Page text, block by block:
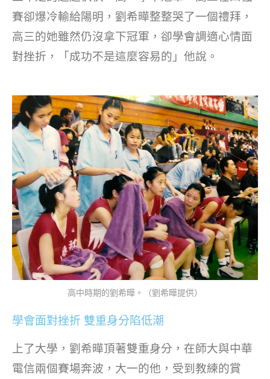
賽卻爆冷輸給陽明，劉希曄整整哭了一個禮拜，
高三的她雖然仍沒拿下冠軍，卻學會調適心情面
對挫折，「成功不是這麼容易的」他說。
高中時期的劉希曄。（劉希曄提供）
學會面對挫折 雙重身分陷低潮
上了大學，劉希曄頂著雙重身分，在師大與中華
電信兩個賽場奔波，大一的他，受到教練的賞